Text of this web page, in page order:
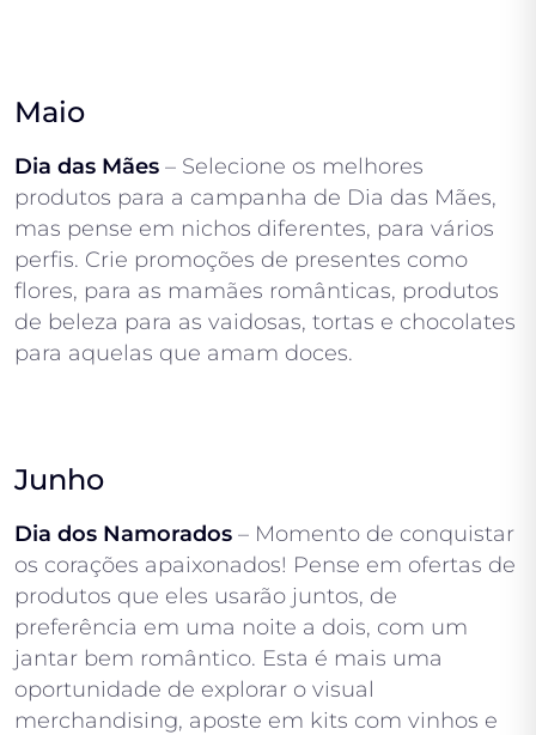
Maio
Dia das Mães – Selecione os melhores
produtos para a campanha de Dia das Mães,
mas pense em nichos diferentes, para vários
perfis. Crie promoções de presentes como
flores, para as mamães românticas, produtos
de beleza para as vaidosas, tortas e chocolates
para aquelas que amam doces.
Junho
Dia dos Namorados – Momento de conquistar
os corações apaixonados! Pense em ofertas de
produtos que eles usarão juntos, de
preferência em uma noite a dois, com um
jantar bem romântico. Esta é mais uma
oportunidade de explorar o visual
merchandising, aposte em kits com vinhos e